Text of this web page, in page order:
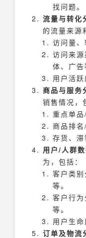
找问题。
流量与转化
的流量来源
访问量、
访问来
体、广告
用户活跃
商品与服务
销售情况，
重点单品
商品排名
存货、滞
用户/人群数
为，包括：
客户类
等。
客户行
等。
用户生命
订单及物流